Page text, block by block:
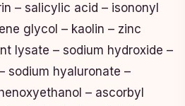
– salicylic acid – isononyl
glycol – kaolin – zinc
lysate – sodium hydroxide –
sodium hyaluronate –
– ascorbyl